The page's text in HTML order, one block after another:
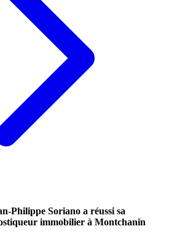
Philippe Soriano a réussi sa
immobilier à Montchanin